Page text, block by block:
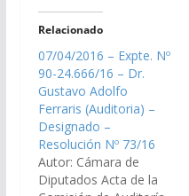
Relacionado
07/04/2016 – Expte. Nº
90-24.666/16 – Dr.
Gustavo Adolfo
Ferraris (Auditoria) –
Designado –
Resolución Nº 73/16
Autor: Cámara de
Diputados Acta de la